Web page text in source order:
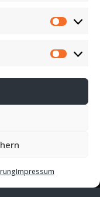
Impressum